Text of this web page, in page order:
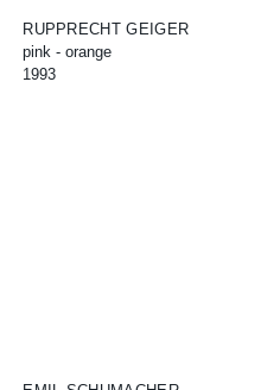
RUPPRECHT GEIGER
pink - orange
1993